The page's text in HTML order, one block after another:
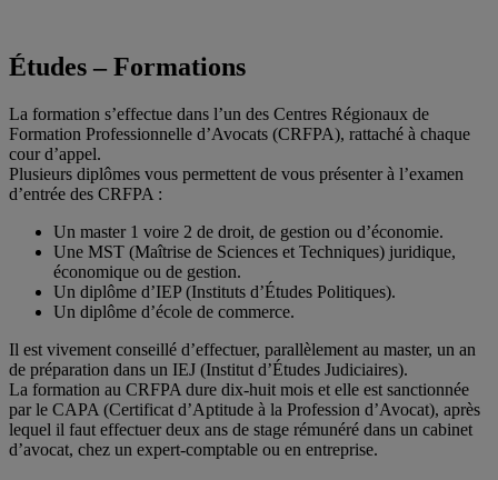
Études – Formations
La formation s’effectue dans l’un des Centres Régionaux de
Formation Professionnelle d’Avocats (CRFPA), rattaché à chaque
cour d’appel.
Plusieurs diplômes vous permettent de vous présenter à l’examen
d’entrée des CRFPA :
Un master 1 voire 2 de droit, de gestion ou d’économie.
Une MST (Maîtrise de Sciences et Techniques) juridique,
économique ou de gestion.
Un diplôme d’IEP (Instituts d’Études Politiques).
Un diplôme d’école de commerce.
Il est vivement conseillé d’effectuer, parallèlement au master, un an
de préparation dans un IEJ (Institut d’Études Judiciaires).
La formation au CRFPA dure dix-huit mois et elle est sanctionnée
par le CAPA (Certificat d’Aptitude à la Profession d’Avocat), après
lequel il faut effectuer deux ans de stage rémunéré dans un cabinet
d’avocat, chez un expert-comptable ou en entreprise.